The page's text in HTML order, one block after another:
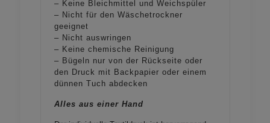
– Keine Bleichmittel und Weichspüler
– Nicht für den Wäschetrockner
geeignet
– Nicht auswringen
– Keine chemische Reinigung
– Bügeln nur von der Rückseite oder
den Druck mit Backpapier oder einem
dünnen Tuch abdecken
Alles aus einer Hand